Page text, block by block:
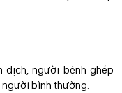
dịch, người bệnh ghép
bình thường.